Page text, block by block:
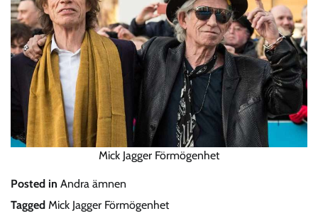
Mick Jagger Förmögenhet
Posted in Andra ämnen
Tagged Mick Jagger Förmögenhet